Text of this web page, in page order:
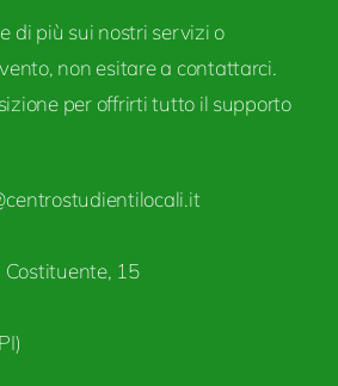
di più sui nostri servizi o
non esitare a contattarci.
per offrirti tutto il supporto
15